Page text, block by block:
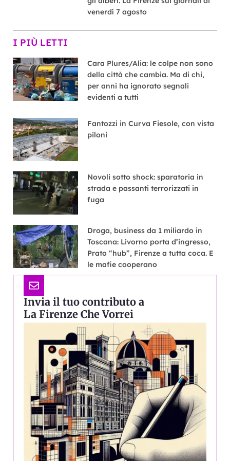
venerdì 7 agosto
I PIÙ LETTI
Cara Plures/Alia: le colpe non sono
della città che cambia. Ma di chi,
per anni ha ignorato segnali
evidenti a tutti
Fantozzi in Curva Fiesole, con vista
piloni
Novoli sotto shock: sparatoria in
strada e passanti terrorizzati in
fuga
Droga, business da 1 miliardo in
Toscana: Livorno porta d’ingresso,
Prato “hub”, Firenze a tutta coca. E
le mafie cooperano
Invia il tuo contributo a
La Firenze Che Vorrei